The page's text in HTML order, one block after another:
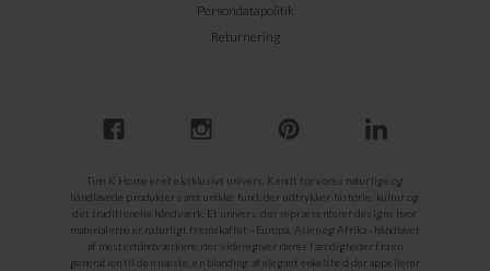
Persondatapolitik
Returnering
Tine K Home er et eksklusivt univers. Kendt for vores naturlige og
håndlavede produkter samt unikke fund, der udtrykker historie, kultur og
det traditionelle håndværk. Et univers, der repræsenterer designs hvor
materialerne er naturligt fremskaffet - Europa, Asien og Afrika - håndlavet
af mesterhåndværkere, der videregiver deres færdigheder fra en
generation til den næste, en blanding af elegant enkelthed der appellerer